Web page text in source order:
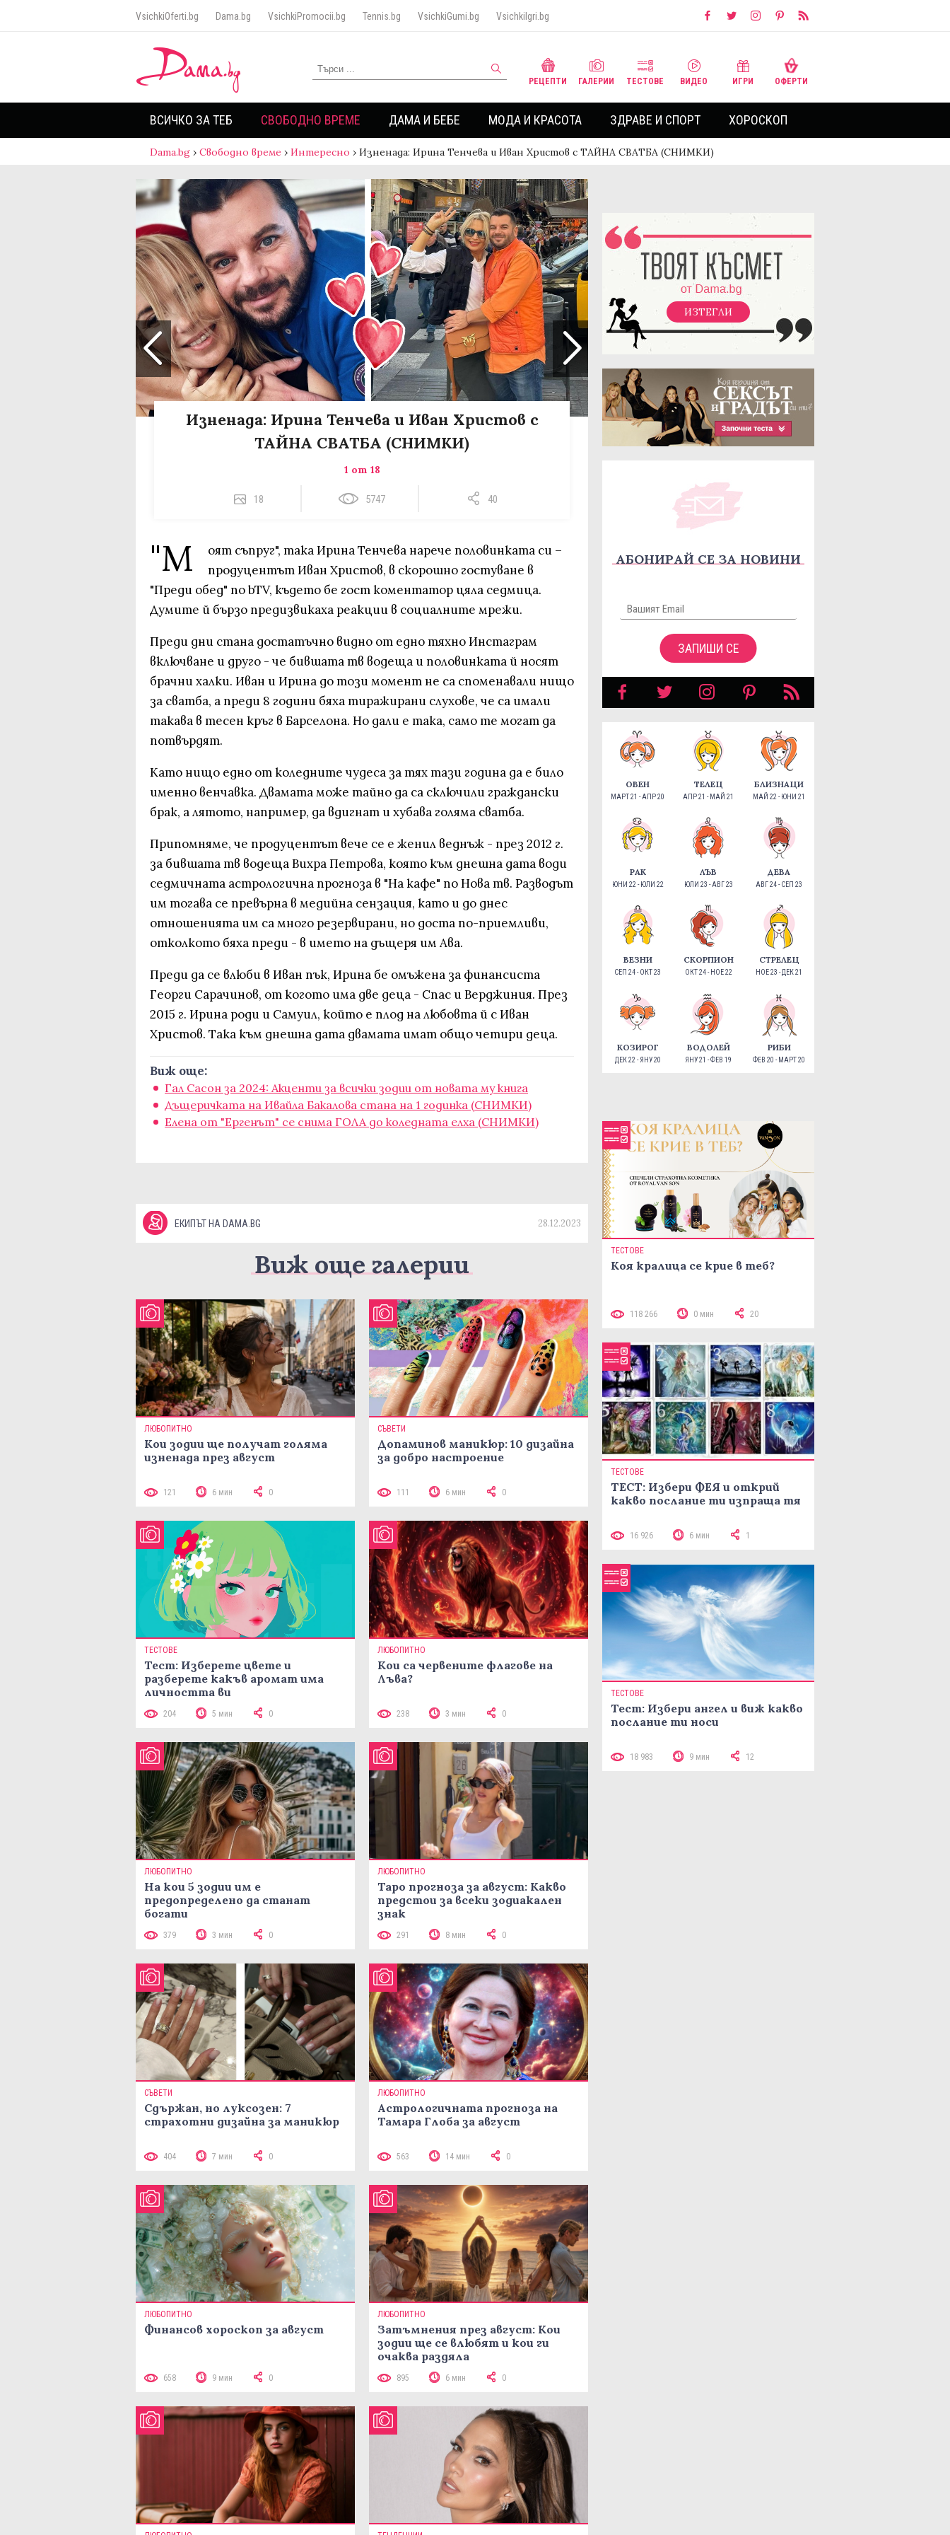
VsichkiOferti.bg Dama.bg VsichkiPromocii.bg Tennis.bg VsichkiGumi.bg VsichkiIgri.bg
РЕЦЕПТИ ГАЛЕРИИ ТЕСТОВЕ ВИДЕО ИГРИ ОФЕРТИ
ВСИЧКО ЗА ТЕБ СВОБОДНО ВРЕМЕ ДАМА И БЕБЕ МОДА И КРАСОТА ЗДРАВЕ И СПОРТ ХОРОСКОП
Dama.bg › Свободно време › Интересно › Изненада: Ирина Тенчева и Иван Христов с ТАЙНА СВАТБА (СНИМКИ)
Изненада: Ирина Тенчева и Иван Христов с
ТАЙНА СВАТБА (СНИМКИ)
1 от 18
18 5747 40
"М
оят съпруг", така Ирина Тенчева нарече половинката си –
продуцентът Иван Христов, в скорошно гостуване в
"Преди обед" по bTV, където бе гост коментатор цяла седмица.
Думите й бързо предизвикаха реакции в социалните мрежи.
Преди дни стана достатъчно видно от едно тяхно Инстаграм
включване и друго - че бившата тв водеща и половинката й носят
брачни халки. Иван и Ирина до този момент не са споменавали нищо
за сватба, а преди 8 години бяха тиражирани слухове, че са имали
такава в тесен кръг в Барселона. Но дали е така, само те могат да
потвърдят.
Като нищо едно от коледните чудеса за тях тази година да е било
именно венчавка. Двамата може тайно да са сключили граждански
брак, а лятото, например, да вдигнат и хубава голяма сватба.
Припомняме, че продуцентът вече се е женил веднъж - през 2012 г.
за бившата тв водеща Вихра Петрова, която към днешна дата води
седмичната астрологична прогноза в "На кафе" по Нова тв. Разводът
им тогава се превърна в медийна сензация, като и до днес
отношенията им са много резервирани, но доста по-приемливи,
отколкото бяха преди - в името на дъщеря им Ава.
Преди да се влюби в Иван пък, Ирина бе омъжена за финансиста
Георги Сарачинов, от когото има две деца - Спас и Верджиния. През
2015 г. Ирина роди и Самуил, който е плод на любовта й с Иван
Христов. Така към днешна дата двамата имат общо четири деца.
Виж още:
Гал Сасон за 2024: Акценти за всички зодии от новата му книга
Дъщеричката на Ивайла Бакалова стана на 1 годинка (СНИМКИ)
Елена от "Ергенът" се снима ГОЛА до коледната елха (СНИМКИ)
ЕКИПЪТ НА DAMA.BG 28.12.2023
Виж още галерии
ЛЮБОПИТНО
Кои зодии ще получат голяма
изненада през август
121 6 мин 0
СЪВЕТИ
Допаминов маникюр: 10 дизайна
за добро настроение
111 6 мин 0
ТЕСТОВЕ
Тест: Изберете цвете и
разберете какъв аромат има
личността ви
204 5 мин 0
ЛЮБОПИТНО
Кои са червените флагове на
Лъва?
238 3 мин 0
ЛЮБОПИТНО
На кои 5 зодии им е
предопределено да станат
богати
379 3 мин 0
ЛЮБОПИТНО
Таро прогноза за август: Какво
предстои за всеки зодиакален
знак
291 8 мин 0
СЪВЕТИ
Сдържан, но луксозен: 7
страхотни дизайна за маникюр
404 7 мин 0
ЛЮБОПИТНО
Астрологичната прогноза на
Тамара Глоба за август
563 14 мин 0
ЛЮБОПИТНО
Финансов хороскоп за август
658 9 мин 0
ЛЮБОПИТНО
Затъмнения през август: Кои
зодии ще се влюбят и кои ги
очаква раздяла
895 6 мин 0
ИЗТЕГЛИ
АБОНИРАЙ СЕ ЗА НОВИНИ
ЗАПИШИ СЕ
ОВЕН
МАРТ 21 - АПР 20
ТЕЛЕЦ
АПР 21 - МАЙ 21
БЛИЗНАЦИ
МАЙ 22 - ЮНИ 21
РАК
ЮНИ 22 - ЮЛИ 22
ЛЪВ
ЮЛИ 23 - АВГ 23
ДЕВА
АВГ 24 - СЕП 23
ВЕЗНИ
СЕП 24 - ОКТ 23
СКОРПИОН
ОКТ 24 - НОЕ 22
СТРЕЛЕЦ
НОЕ 23 - ДЕК 21
КОЗИРОГ
ДЕК 22 - ЯНУ 20
ВОДОЛЕЙ
ЯНУ 21 - ФЕВ 19
РИБИ
ФЕВ 20 - МАРТ 20
ТЕСТОВЕ
Коя кралица се крие в теб?
118 266 0 мин 20
ТЕСТОВЕ
ТЕСТ: Избери ФЕЯ и открий
какво послание ти изпраща тя
16 926 6 мин 1
ТЕСТОВЕ
Тест: Избери ангел и виж какво
послание ти носи
18 983 9 мин 12